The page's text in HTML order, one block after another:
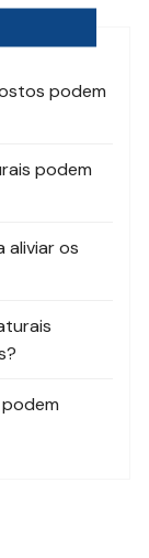
podem
podem
aliviar os